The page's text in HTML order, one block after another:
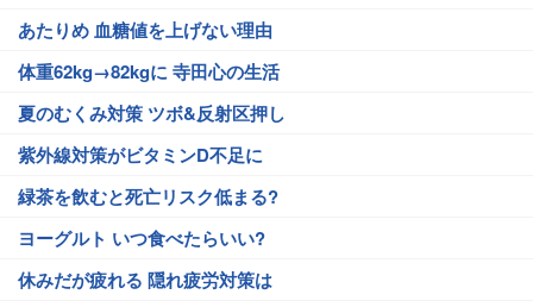
あたりめ 血糖値を上げない理由
体重62kg→82kgに 寺田心の生活
夏のむくみ対策 ツボ&反射区押し
紫外線対策がビタミンD不足に
緑茶を飲むと死亡リスク低まる?
ヨーグルト いつ食べたらいい?
休みだが疲れる 隠れ疲労対策は